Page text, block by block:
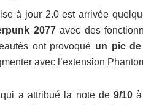
à jour 2.0 est arrivée
2077avec des
ont provoqué un pic de
avec l’extension
qui a attribué la note de9/10